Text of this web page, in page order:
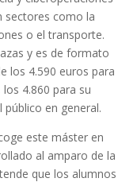
sectores como la
o el transporte.
y es de formato
los 4.590 euros para
4.860 para su
en general.
este máster en
al amparo de la
que los alumnos